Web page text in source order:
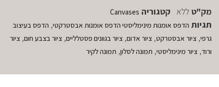
מק"ט ללא קטגוריה Canvases
תגיות הדפס אומנות מינימליסטי הדפס אומנות אבסטרקטי, הדפס בעיצוב
גרפי, ציור אבסטרקט, ציור אדום, ציור בגוונים פסטלליים, ציור בצבע חום, ציור
ורוד, ציור מינימליסטי, תמונה לסלון, תמונה לקיר